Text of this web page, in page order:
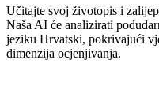
Učitajte svoj životopis i
Naša AI će analizirati
jeziku Hrvatski, pokrivajući
dimenzija ocjenjivanja.